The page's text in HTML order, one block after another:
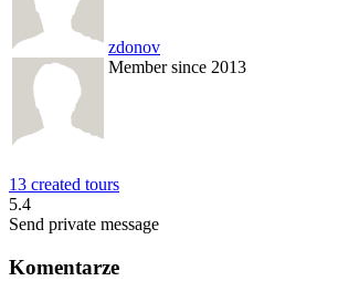
zdonov
Member since 2013
13 created tours
5.4
Send private message
Komentarze